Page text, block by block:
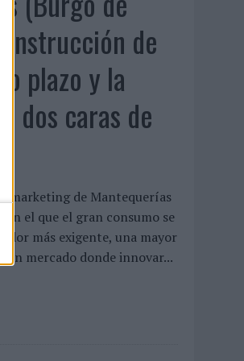
de
plazo y la
dos caras de
marketing de Mantequerías
el que el gran consumo se
más exigente, una mayor
mercado donde innovar...